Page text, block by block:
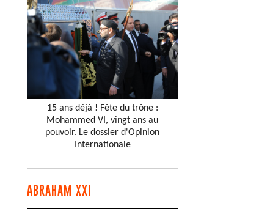
15 ans déjà ! Fête du trône :
Mohammed VI, vingt ans au
pouvoir. Le dossier d'Opinion
Internationale
ABRAHAM XXI